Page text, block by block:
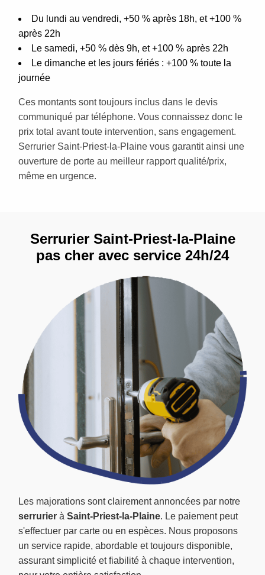
Du lundi au vendredi, +50 % après 18h, et +100 %
après 22h
Le samedi, +50 % dès 9h, et +100 % après 22h
Le dimanche et les jours fériés : +100 % toute la
journée
Ces montants sont toujours inclus dans le devis
communiqué par téléphone. Vous connaissez donc le
prix total avant toute intervention, sans engagement.
Serrurier Saint-Priest-la-Plaine vous garantit ainsi une
ouverture de porte au meilleur rapport qualité/prix,
même en urgence.
Les majorations sont clairement annoncées par notre
serrurier à Saint-Priest-la-Plaine. Le paiement peut
s'effectuer par carte ou en espèces. Nous proposons
un service rapide, abordable et toujours disponible,
assurant simplicité et fiabilité à chaque intervention,
Serrurier Saint-Priest-la-Plaine
pas cher avec service 24h/24